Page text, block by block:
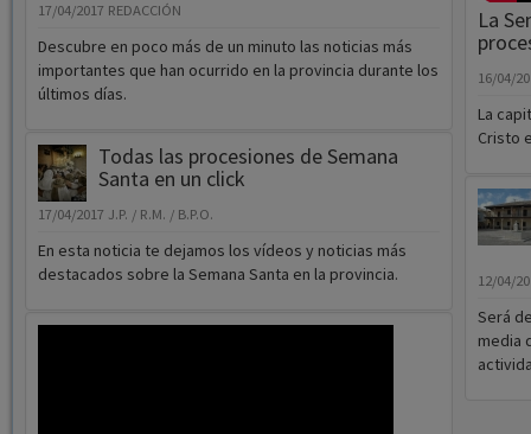
17/04/2017 REDACCIÓN
Descubre en poco más de un minuto las noticias más
importantes que han ocurrido en la provincia durante los
últimos días.
Todas las procesiones de Semana
Santa en un click
17/04/2017 J.P. / R.M. / B.P.O.
En esta noticia te dejamos los vídeos y noticias más
destacados sobre la Semana Santa en la provincia.
La
16/04/
La
Cristo
12/04/
Será
media